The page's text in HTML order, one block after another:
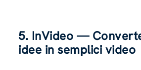
5. InVideo —
idee in semplici video